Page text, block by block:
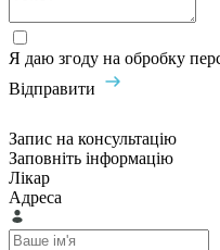
Я даю згоду на обробку
Відправити
Запис на консультацію
Заповніть інформацію
Лікар
Адреса